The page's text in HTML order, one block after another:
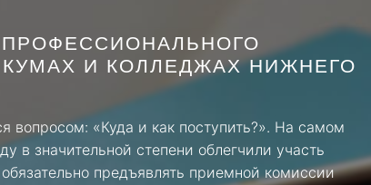
И КОЛЛЕДЖАХ НИЖНЕГО
вопросом: «Куда и как поступить?». На самом
в значительной степени облегчили участь
предъявлять приемной комиссии